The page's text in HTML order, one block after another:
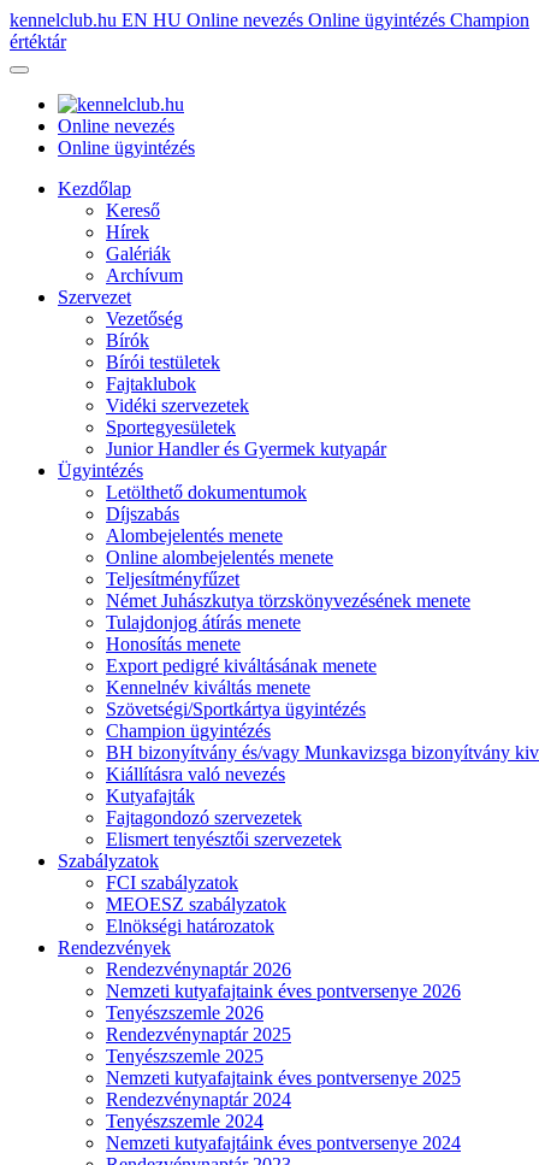
kennelclub.hu EN HU Online nevezés Online ügyintézés Champion
értéktár
Online nevezés
Online ügyintézés
Kezdőlap
Kereső
Hírek
Galériák
Archívum
Szervezet
Vezetőség
Bírók
Bírói testületek
Fajtaklubok
Vidéki szervezetek
Sportegyesületek
Junior Handler és Gyermek kutyapár
Ügyintézés
Letölthető dokumentumok
Díjszabás
Alombejelentés menete
Online alombejelentés menete
Teljesítményfűzet
Német Juhászkutya törzskönyvezésének menete
Tulajdonjog átírás menete
Honosítás menete
Export pedigré kiváltásának menete
Kennelnév kiváltás menete
Szövetségi/Sportkártya ügyintézés
Champion ügyintézés
BH bizonyítvány és/vagy Munkavizsga bizonyítvány
Kiállításra való nevezés
Kutyafajták
Fajtagondozó szervezetek
Elismert tenyésztői szervezetek
Szabályzatok
FCI szabályzatok
MEOESZ szabályzatok
Elnökségi határozatok
Rendezvények
Rendezvénynaptár 2026
Nemzeti kutyafajtaink éves pontversenye 2026
Tenyészszemle 2026
Rendezvénynaptár 2025
Tenyészszemle 2025
Nemzeti kutyafajtaink éves pontversenye 2025
Rendezvénynaptár 2024
Tenyészszemle 2024
Nemzeti kutyafajtáink éves pontversenye 2024